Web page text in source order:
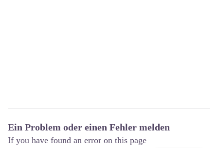
Ein Problem oder einen Fehler melden
If you have found an error on this page